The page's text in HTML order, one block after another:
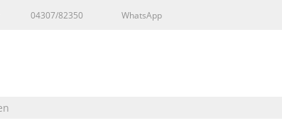
04307/82350 WhatsApp